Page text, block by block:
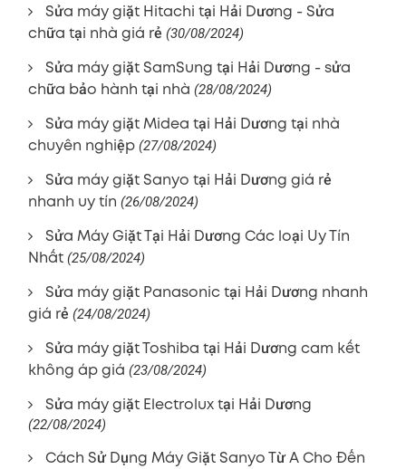
Sửa máy giặt Hitachi tại Hải Dương - Sửa
chữa tại nhà giá rẻ (30/08/2024)
Sửa máy giặt SamSung tại Hải Dương - sửa
chữa bảo hành tại nhà (28/08/2024)
Sửa máy giặt Midea tại Hải Dương tại nhà
chuyên nghiệp (27/08/2024)
Sửa máy giặt Sanyo tại Hải Dương giá rẻ
nhanh uy tín (26/08/2024)
Sửa Máy Giặt Tại Hải Dương Các loại Uy Tín
Nhất (25/08/2024)
Sửa máy giặt Panasonic tại Hải Dương nhanh
giá rẻ (24/08/2024)
Sửa máy giặt Toshiba tại Hải Dương cam kết
không áp giá (23/08/2024)
Sửa máy giặt Electrolux tại Hải Dương
(22/08/2024)
Cách Sử Dụng Máy Giặt Sanyo Từ A Cho Đến